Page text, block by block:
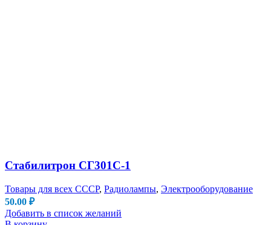
Стабилитрон СГ301С-1
Товары для всех СССР, Радиолампы, Электрооборудование
50.00 ₽
Добавить в список желаний